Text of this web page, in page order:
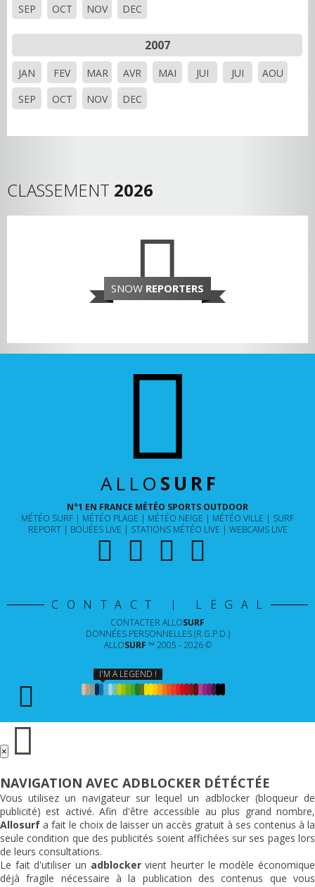
SEP
OCT NOV DEC
2007
JAN FEV MAR AVR MAI JUI JUI
AOU
SEP
OCT NOV DEC
CLASSEMENT 2026
SNOW REPORTERS
ALLO SURF
N°1 EN FRANCE MÉTÉO SPORTS OUTDOOR
MÉTÉO SURF
MÉTÉO PLAGE MÉTÉO NEIGE MÉTÉO VILLE
SURF
REPORT
BOUÉES LIVE STATIONS MÉTÉO LIVE WEBCAMS LIVE
CONTACT | LÉGAL
CONTACTER ALLOSURF
DONNÉES PERSONNELLES (R.G.P.D.)
ALLOSURF ™ 2005 - 2026 ©
I'M A LEGEND !
×
NAVIGATION AVEC ADBLOCKER DÉTÉCTÉE
Vous utilisez un navigateur sur lequel un adblocker (bloqueur de
publicité) est activé. Afin d'être accessible au plus grand nombre,
Allosurf a fait le choix de laisser un accès gratuit à ses contenus à la
seule condition que des publicités soient affichées sur ses pages lors
de leurs consultations.
Le fait d'utiliser un adblockervient heurter le modèle économique
déjà fragile nécessaire à la publication des contenus que vous